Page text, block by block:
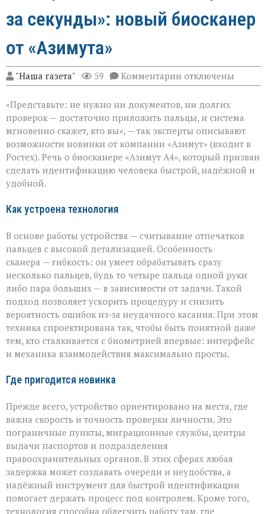
за секунды»: новый биосканер
от «Азимута»
"Наша газета" 59 Комментарии к
записи
личность
подтвердят
за
секунды»:
новый
биосканер
от
«Азимута»
отключены
«Представьте: не нужно ни документов, ни долгих
проверок — достаточно приложить пальцы, и система
мгновенно скажет, кто вы», — так эксперты описывают
возможности новинки от компании «Азимут» (входит в
Ростех). Речь о биосканере «Азимут А4», который призван
сделать идентификацию человека быстрой, надёжной и
удобной.
Как устроена технология
В основе работы устройства — считывание отпечатков
пальцев с высокой детализацией. Особенность
сканера — гибкость: он умеет обрабатывать сразу
несколько пальцев, будь то четыре пальца одной руки
либо пара больших — в зависимости от задачи. Такой
подход позволяет ускорить процедуру и снизить
вероятность ошибок из‑за неудачного касания. При этом
техника спроектирована так, чтобы быть понятной даже
тем, кто сталкивается с биометрией впервые: интерфейс
и механика взаимодействия максимально просты.
Где пригодится новинка
Прежде всего, устройство ориентировано на места, где
важна скорость и точность проверки личности. Это
пограничные пункты, миграционные службы, центры
выдачи паспортов и подразделения
правоохранительных органов. В этих сферах любая
задержка может создавать очереди и неудобства, а
надёжный инструмент для быстрой идентификации
помогает держать процесс под контролем. Кроме того,
технология способна облегчить работу там, где